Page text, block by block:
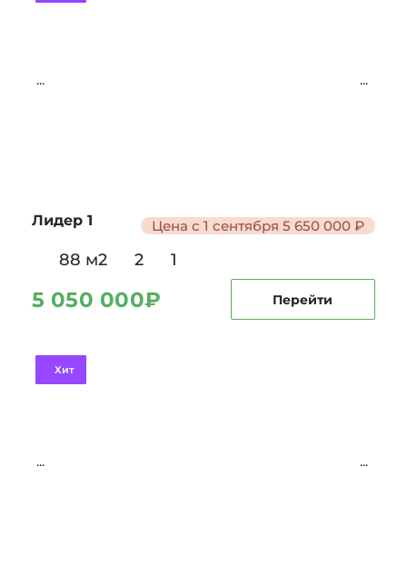
... ...
Лидер 1 Цена с 1 сентября 5 650 000 ₽
88 м2 2 1
5 050 000₽ Перейти
Хит
... ...